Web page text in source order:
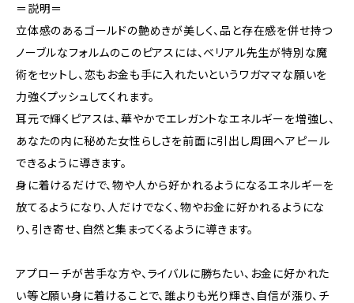
＝説明＝
立体感のあるゴールドの艶めきが美しく、品と存在感を併せ持つ
ノーブルなフォルムのこのピアスには、ベリアル先生が特別な魔
術をセットし、恋もお金も手に入れたいというワガママな願いを
力強くプッシュしてくれます。
耳元で輝くピアスは、華やかでエレガントなエネルギーを増強し、
あなたの内に秘めた女性らしさを前面に引出し周囲へアピール
できるように導きます。
身に着けるだけで、物や人から好かれるようになるエネルギーを
放てるようになり、人だけでなく、物やお金に好かれるようにな
り、引き寄せ、自然と集まってくるように導きます。
アプローチが苦手な方や、ライバルに勝ちたい、お金に好かれた
い等と願い身に着けることで、誰よりも光り輝き、自信が漲り、チ